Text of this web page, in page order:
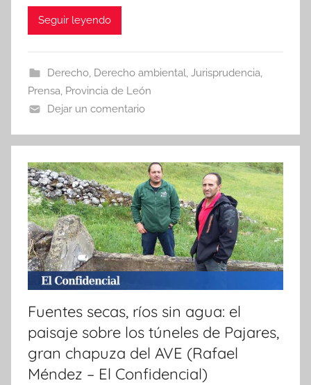
Seguir leyendo
Derecho, Derecho ambiental Jurisprudencia
Prensa Provincia de León
Dejar un comentario
Fuentes secas, ríos sin agua: el
paisaje sobre los túneles de Pajares,
gran chapuza del AVE (Rafael
Méndez – El Confidencial)